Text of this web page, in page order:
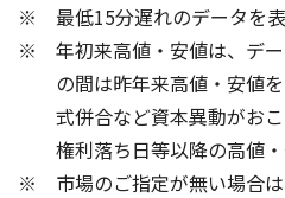
最低15分遅れのデータを
年初来高値・安値は、デ
の間は昨年来高値・安値
式併合など資本異動がお
権利落ち日等以降の高値・
市場のご指定が無い場合